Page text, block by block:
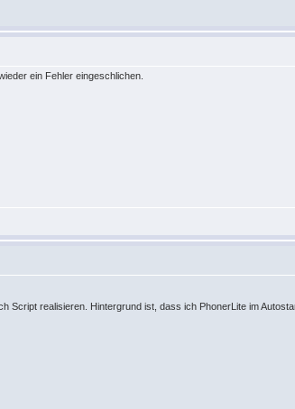
ein Fehler eingeschlichen.
Script realisieren. Hintergrund ist, dass ich PhonerLite im